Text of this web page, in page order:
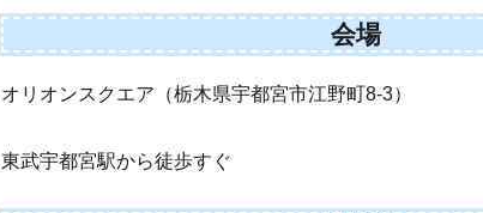
会場
オリオンスクエア（栃木県宇都宮市江野町8-3）
東武宇都宮駅から徒歩すぐ